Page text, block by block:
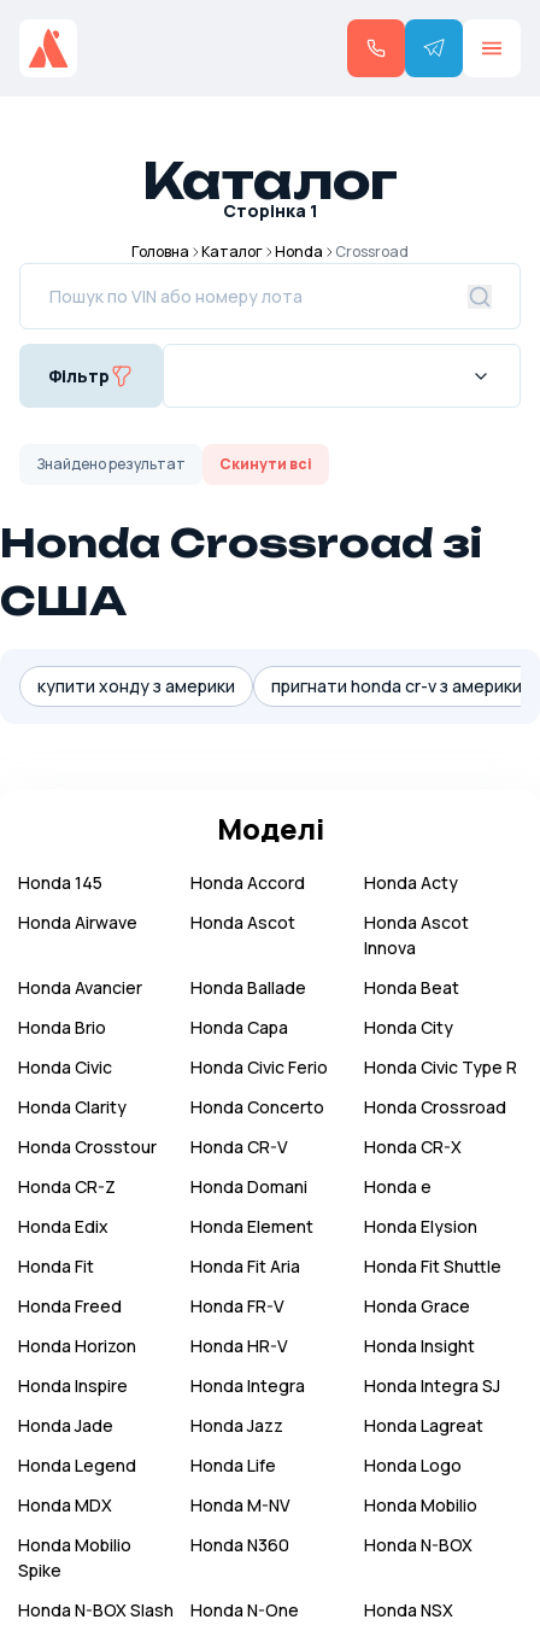
Каталог
Сторінка 1
Головна Каталог Honda Crossroad
Фільтр
Знайденорезультат Скинути всі
Honda Crossroad зі
США
купити хонду з америки пригнати honda cr-v з америки
Моделі
Honda 145 Honda Accord Honda Acty
Honda Airwave Honda Ascot Honda Ascot
Innova
Honda Avancier Honda Ballade Honda Beat
Honda Brio Honda Capa Honda City
Honda Civic Honda Civic Ferio Honda Civic Type R
Honda Clarity Honda Concerto Honda Crossroad
Honda Crosstour Honda CR-V Honda CR-X
Honda CR-Z Honda Domani Honda e
Honda Edix Honda Element Honda Elysion
Honda Fit Honda Fit Aria Honda Fit Shuttle
Honda Freed Honda FR-V Honda Grace
Honda Horizon Honda HR-V Honda Insight
Honda Inspire Honda Integra Honda Integra SJ
Honda Jade Honda Jazz Honda Lagreat
Honda Legend Honda Life Honda Logo
Honda MDX Honda M-NV Honda Mobilio
Honda Mobilio
Spike
Honda N360 Honda N-BOX
Honda N-BOX Slash Honda N-One Honda NSX